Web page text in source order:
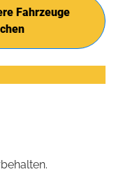
Fahrzeuge